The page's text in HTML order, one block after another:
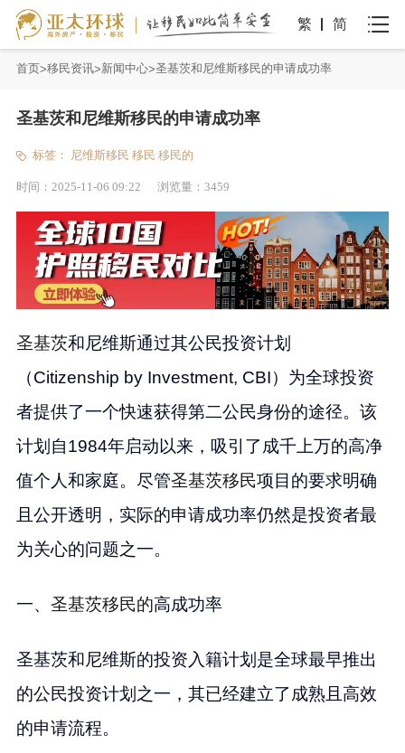
繁 简
首页 移民资讯 新闻中心 圣基茨和尼维斯移民的申请成功率
圣基茨和尼维斯移民的申请成功率
标签： 尼维斯移民 移民 移民的
时间： 2025-11-06 09:22 浏览量： 3459
圣基茨和尼维斯通过其公民投资计划
（Citizenship by Investment, CBI）为全球投资
者提供了一个快速获得第二公民身份的途径。该
计划自1984年启动以来，吸引了成千上万的高净
值个人和家庭。尽管圣基茨移民项目的要求明确
且公开透明，实际的申请成功率仍然是投资者最
为关心的问题之一。
一、 圣基茨移民的高成功率
圣基茨和尼维斯的投资入籍计划是全球最早推出
的公民投资计划之一，其已经建立了成熟且高效
的申请流程。